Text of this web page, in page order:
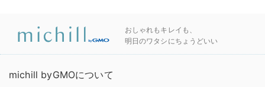
おしゃれもキレイも、
明日のワタシにちょうどいい
michill byGMOについて